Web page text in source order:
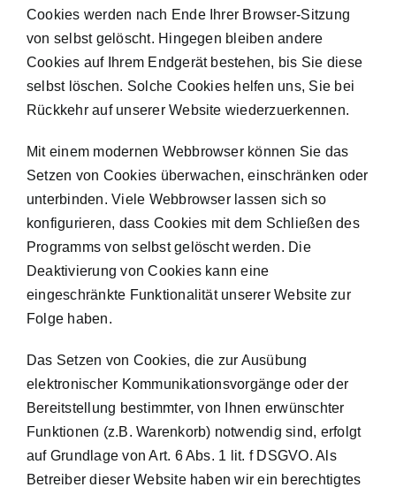
Cookies werden nach Ende Ihrer Browser-Sitzung
von selbst gelöscht. Hingegen bleiben andere
Cookies auf Ihrem Endgerät bestehen, bis Sie diese
selbst löschen. Solche Cookies helfen uns, Sie bei
Rückkehr auf unserer Website wiederzuerkennen.
Mit einem modernen Webbrowser können Sie das
Setzen von Cookies überwachen, einschränken oder
unterbinden. Viele Webbrowser lassen sich so
konfigurieren, dass Cookies mit dem Schließen des
Programms von selbst gelöscht werden. Die
Deaktivierung von Cookies kann eine
eingeschränkte Funktionalität unserer Website zur
Folge haben.
Das Setzen von Cookies, die zur Ausübung
elektronischer Kommunikationsvorgänge oder der
Bereitstellung bestimmter, von Ihnen erwünschter
Funktionen (z.B. Warenkorb) notwendig sind, erfolgt
auf Grundlage von Art. 6 Abs. 1 lit. f DSGVO. Als
Betreiber dieser Website haben wir ein berechtigtes